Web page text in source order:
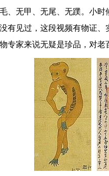
、无甲、无尾、无蹼。小时
有见过，这段视频有物证
专家来说无疑是珍品，对老